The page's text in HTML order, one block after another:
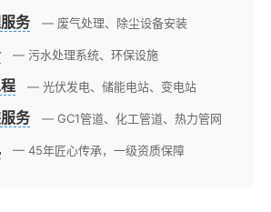
务 — 废气处理、除尘设备安装
— 污水处理系统、环保设施
— 光伏发电、储能电站、变电站
务 — GC1管道、化工管道、热力管网
— 45年匠心传承，一级资质保障